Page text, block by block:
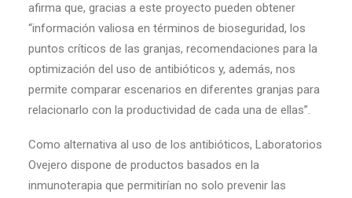
afirma que, gracias a este proyecto pueden obtener
“información valiosa en términos de bioseguridad, los
puntos críticos de las granjas, recomendaciones para la
optimización del uso de antibióticos y, además, nos
permite comparar escenarios en diferentes granjas para
relacionarlo con la productividad de cada una de ellas”.
Como alternativa al uso de los antibióticos, Laboratorios
Ovejero dispone de productos basados en la
inmunoterapia que permitirían no solo prevenir las